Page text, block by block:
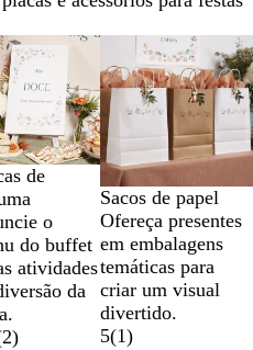
opções
de
o
do buffet
atividades
da
2)
Sacos de papel
Ofereça presentes
em embalagens
temáticas para
criar um visual
divertido.
5(1)